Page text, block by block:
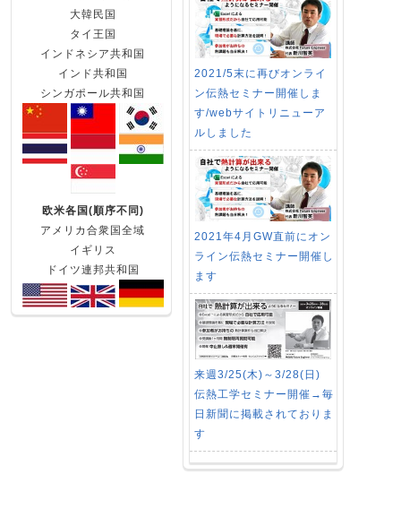
2021/5末に再びオンライ
ン伝熱セミナー開催しま
す/webサイトリニューア
ルしました
2021年4月GW直前にオン
ライン伝熱セミナー開催し
ます
来週3/25(木)～3/28(日)
伝熱工学セミナー開催→毎
日新聞に掲載されておりま
す
大韓民国
タイ王国
インドネシア共和国
インド共和国
シンガポール共和国
欧米各国(順序不同)
アメリカ合衆国全域
イギリス
ドイツ連邦共和国